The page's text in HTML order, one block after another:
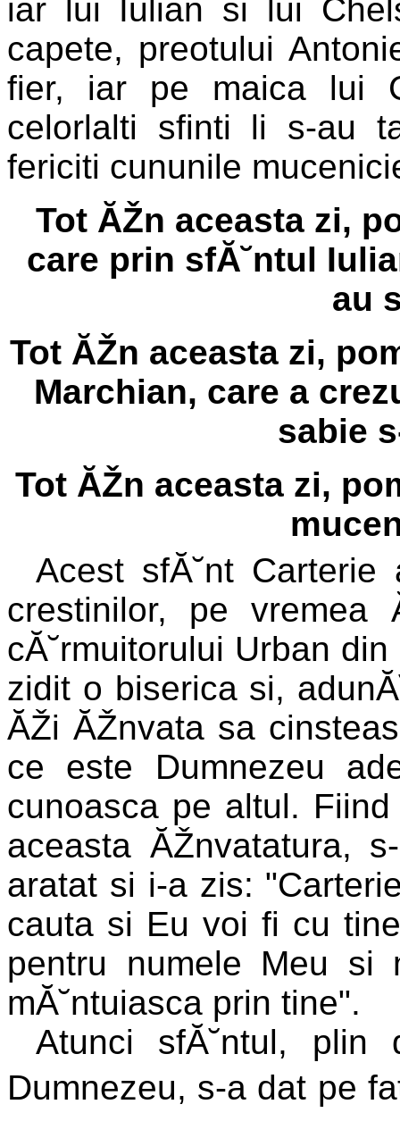
iar lui Iulian si lui
capete, preotului
fier, iar pe maica lui
celorlalti sfinti li s-au
fericiti cununile
Tot ĂŽn aceasta zi,
care prin sfĂ˘ntul
au
Tot ĂŽn aceasta zi,
Marchian, care a
sabie
Tot ĂŽn aceasta zi,
Acest sfĂ˘nt
crestinilor, pe vremea
cĂ˘rmuitorului Urban
zidit o biserica si,
ĂŽi ĂŽnvata sa
ce este Dumnezeu
cunoasca pe altul. Fiind
aceasta ĂŽnvatatura,
aratat si i-a zis:
cauta si Eu voi fi cu
pentru numele Meu
mĂ˘ntuiasca prin tine".
Atunci sfĂ˘ntul,
Dumnezeu, s-a dat pe